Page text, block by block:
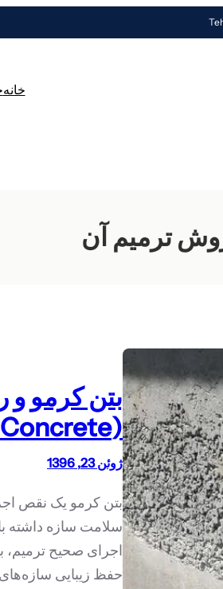
خانه
ترمیم آن
بتن کرمو و
(Honeycomb Concrete)
ژوئن 23, 1396
بتن کرمو یک نقص
سلامت سازه داشته
اجرای صحیح ترمیم،
حفظ زیبایی